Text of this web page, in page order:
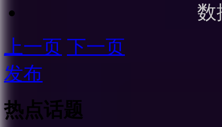
数
上一页 下一页
发布
热点话题